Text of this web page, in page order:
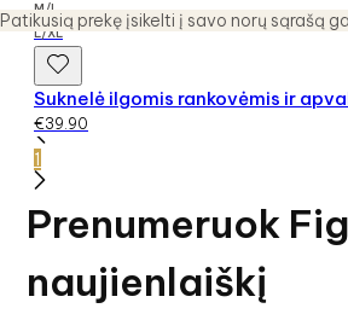
Patikusią prekę įsikelti į savo norų sąrašą
M/L
L/XL
Suknelė ilgomis rankovėmis ir
€39.90
1
Prenumeruok
naujienlaiškį